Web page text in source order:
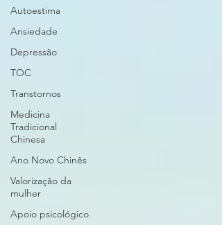
Autoestima
Ansiedade
Depressão
TOC
Transtornos
Medicina
Tradicional
Chinesa
Ano Novo Chinês
Valorização da
mulher
Apoio psicológico